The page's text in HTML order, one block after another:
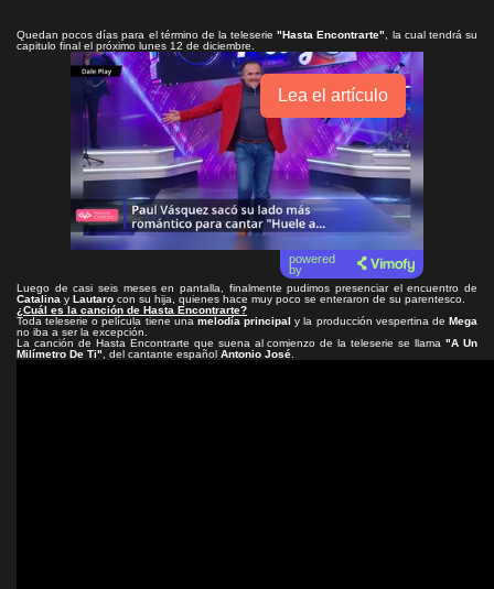
Quedan pocos días para el término de la teleserie"Hasta Encontrarte"
, la cual tendrá su
capitulo final el próximo lunes 12 de diciembre.
Lea el artículo
powered
by
Luego de casi seis meses en pantalla, finalmente pudimos presenciar el encuentro de
Catalina y Lautaro con su hija, quienes hace muy poco se enteraron de su parentesco.
¿Cuál es la canción de Hasta Encontrarte?
Toda teleserie o película tiene una melodía principal y la producción vespertina de Mega
no iba a ser la excepción.
La canción de Hasta Encontrarte que suena al comienzo de la teleserie se llama"A Un
Milímetro De Ti" , del cantante español Antonio José